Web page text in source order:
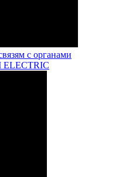
с органами
ELECTRIC